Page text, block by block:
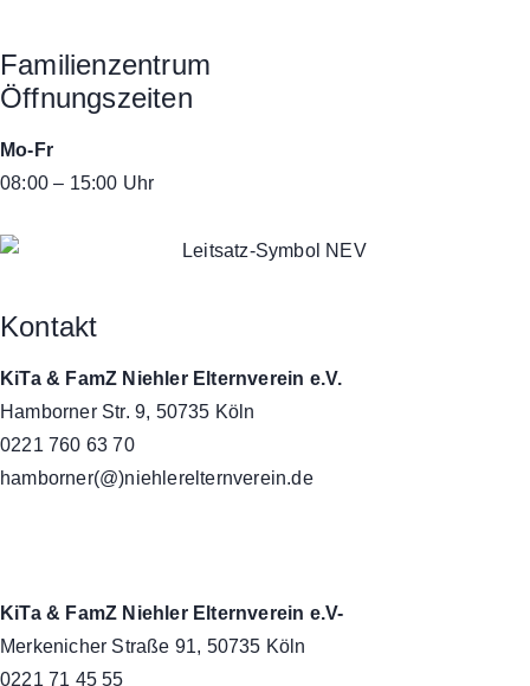
Familienzentrum
Öffnungszeiten
Mo-Fr
08:00 – 15:00 Uhr
Kontakt
KiTa & FamZ Niehler Elternverein e.V.
Hamborner Str. 9, 50735 Köln
0221 760 63 70
hamborner(@)niehlerelternverein.de
KiTa & FamZ Niehler Elternverein e.V-
Merkenicher Straße 91, 50735 Köln
0221 71 45 55